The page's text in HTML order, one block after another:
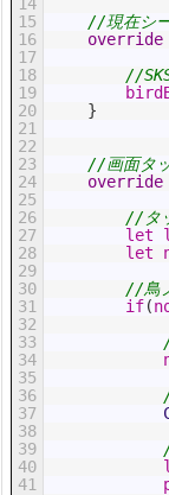
15
16
17
18
19
20
21
22
23
24
25
26
27
28
29
30
31
32
33
34
35
36
37
38
39
40
41
//現在シ
override
//
}
//画面タ
override
//タ
let
let
//鳥
if(